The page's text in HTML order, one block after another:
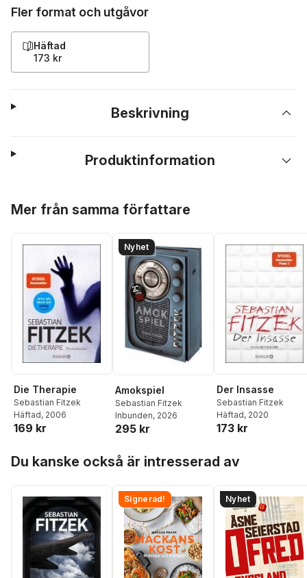
Fler format och utgåvor
Häftad
173 kr
Beskrivning
Produktinformation
Mer från samma författare
Die Therapie
Sebastian Fitzek
Häftad, 2006
169 kr
Nyhet
Amokspiel
Sebastian Fitzek
Inbunden, 2026
295 kr
Der Insasse
Sebastian Fitzek
Häftad, 2020
173 kr
Du kanske också är intresserad av
Signerad! Nyhet